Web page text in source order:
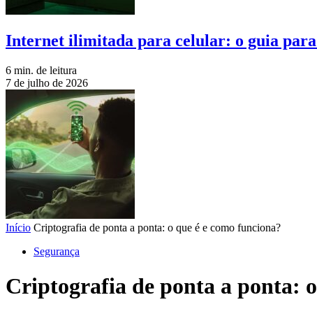
Internet ilimitada para celular: o guia para
6 min. de leitura
7 de julho de 2026
Início Criptografia de ponta a ponta: o que é e como funciona?
Segurança
Criptografia de ponta a ponta: